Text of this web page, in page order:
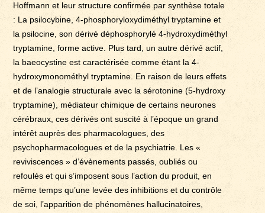
Hoffmann et leur structure confirmée par synthèse totale
: La psilocybine, 4-phosphoryloxydiméthyl tryptamine et
la psilocine, son dérivé déphosphorylé 4-hydroxydiméthyl
tryptamine, forme active. Plus tard, un autre dérivé actif,
la baeocystine est caractérisée comme étant la 4-
hydroxymonométhyl tryptamine. En raison de leurs effets
et de l’analogie structurale avec la sérotonine (5-hydroxy
tryptamine), médiateur chimique de certains neurones
cérébraux, ces dérivés ont suscité à l’époque un grand
intérêt auprès des pharmacologues, des
psychopharmacologues et de la psychiatrie. Les «
reviviscences » d’évènements passés, oubliés ou
refoulés et qui s’imposent sous l’action du produit, en
même temps qu’une levée des inhibitions et du contrôle
de soi, l’apparition de phénomènes hallucinatoires,